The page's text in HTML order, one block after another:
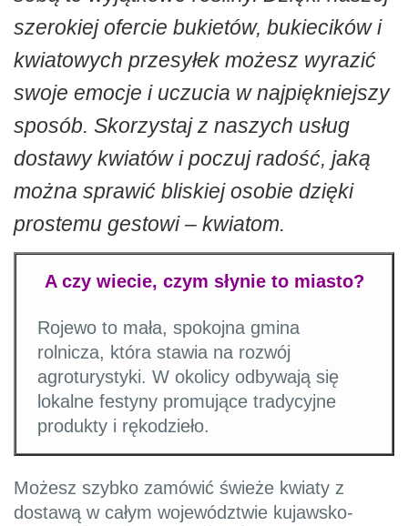
szerokiej ofercie bukietów, bukiecików i
kwiatowych przesyłek możesz wyrazić
swoje emocje i uczucia w najpiękniejszy
sposób. Skorzystaj z naszych usług
dostawy kwiatów i poczuj radość, jaką
można sprawić bliskiej osobie dzięki
prostemu gestowi – kwiatom.
A czy wiecie, czym słynie to miasto?
Rojewo to mała, spokojna gmina
rolnicza, która stawia na rozwój
agroturystyki. W okolicy odbywają się
lokalne festyny promujące tradycyjne
produkty i rękodzieło.
Możesz szybko zamówić świeże kwiaty z
dostawą w całym województwie kujawsko-